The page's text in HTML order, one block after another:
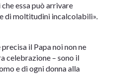
essa può arrivare
di moltitudini incalcolabili».
il Papa noi non ne
celebrazione – sono il
e di ogni donna alla